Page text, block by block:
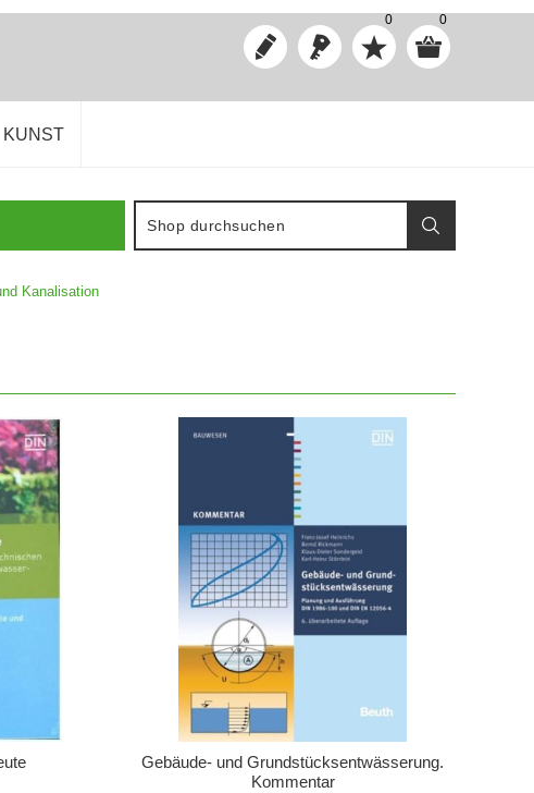
0 0
KUNST
Kanalisation
Gebäude- und Grundstücksentwässerung.
Kommentar
IN DEN WARENKORB